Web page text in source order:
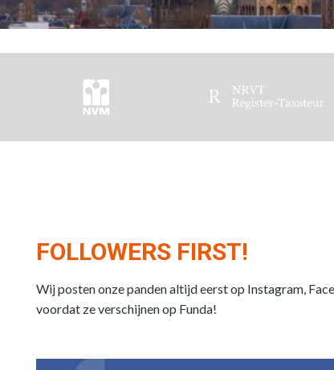
FOLLOWERS FIRST!
Wij posten onze panden altijd eerst op Instagram,
voordat ze verschijnen op Funda!